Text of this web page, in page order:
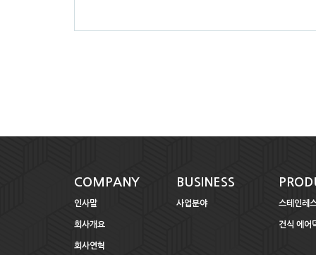
COMPANY
인사말
회사개요
회사연혁
BUSINESS
사업분야 스테인레
건식 에어